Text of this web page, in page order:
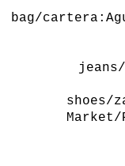
bag/
jeans/
shoes/